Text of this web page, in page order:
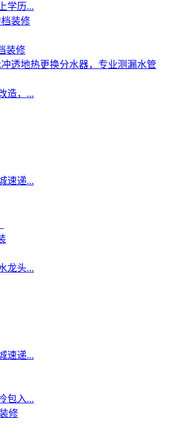
学历...
装修
造，...
速递...
龙头...
速递...
包入...